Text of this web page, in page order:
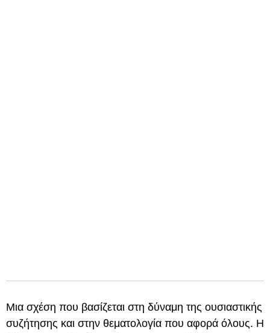
Μια σχέση που βασίζεται στη δύναμη της ουσιαστικής
συζήτησης και στην θεματολογία που αφορά όλους. Η